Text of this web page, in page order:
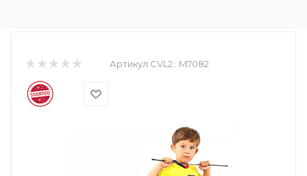
Артикул CVL2:: M7082